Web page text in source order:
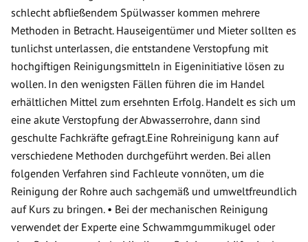
schlecht abfließendem Spülwasser kommen mehrere
Methoden in Betracht. Hauseigentümer und Mieter sollten es
tunlichst unterlassen, die entstandene Verstopfung mit
hochgiftigen Reinigungsmitteln in Eigeninitiative lösen zu
wollen. In den wenigsten Fällen führen die im Handel
erhältlichen Mittel zum ersehnten Erfolg. Handelt es sich um
eine akute Verstopfung der Abwasserrohre, dann sind
geschulte Fachkräfte gefragt.Eine Rohreinigung kann auf
verschiedene Methoden durchgeführt werden. Bei allen
folgenden Verfahren sind Fachleute vonnöten, um die
Reinigung der Rohre auch sachgemäß und umweltfreundlich
auf Kurs zu bringen. • Bei der mechanischen Reinigung
verwendet der Experte eine Schwammgummikugel oder